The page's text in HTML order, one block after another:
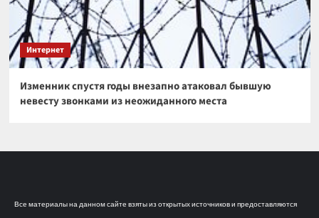
Интернет
Изменник спустя годы внезапно атаковал бывшую
невесту звонками из неожиданного места
Все материалы на данном сайте взяты из открытых источников и предоставляются